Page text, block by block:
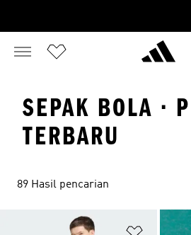
SEPAK BOLA ·
TERBARU
89 Hasil pencarian